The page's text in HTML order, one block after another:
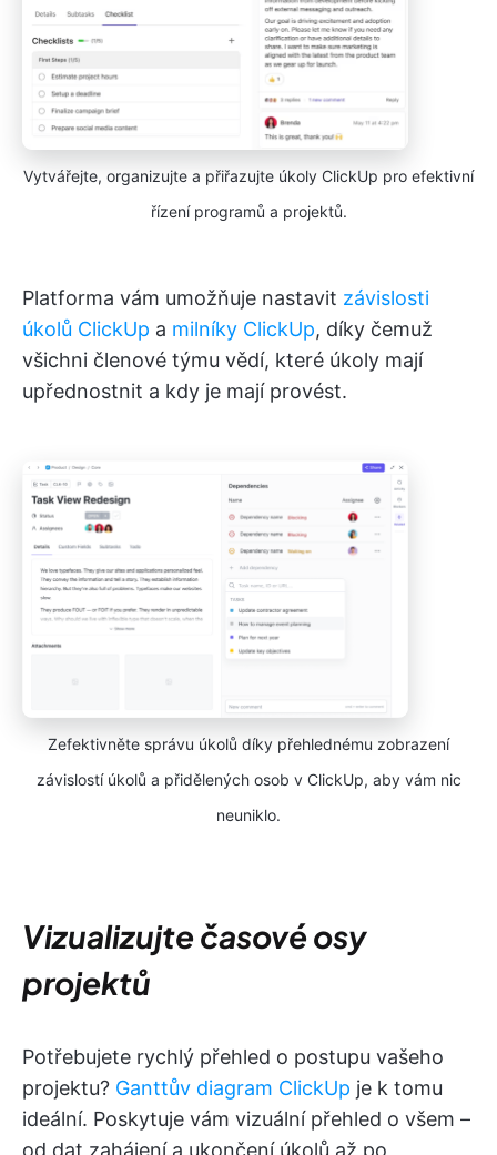
Vytvářejte, organizujte a přiřazujte úkoly ClickUp pro efektivní
řízení programů a projektů.
Platforma vám umožňuje nastavit závislosti
úkolů ClickUp a milníky ClickUp, díky čemuž
všichni členové týmu vědí, které úkoly mají
upřednostnit a kdy je mají provést.
Zefektivněte správu úkolů díky přehlednému zobrazení
závislostí úkolů a přidělených osob v ClickUp, aby vám nic
neuniklo.
Vizualizujte časové osy
projektů
Potřebujete rychlý přehled o postupu vašeho
projektu? Ganttův diagram ClickUp je k tomu
ideální. Poskytuje vám vizuální přehled o všem –